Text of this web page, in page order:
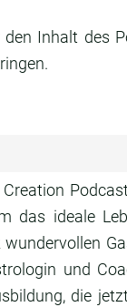
Inhalt des
das ideale
wundervollen
und
die